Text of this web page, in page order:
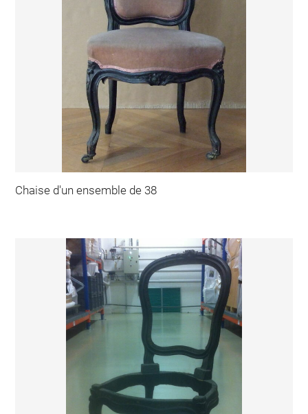
Chaise d'un ensemble de 38